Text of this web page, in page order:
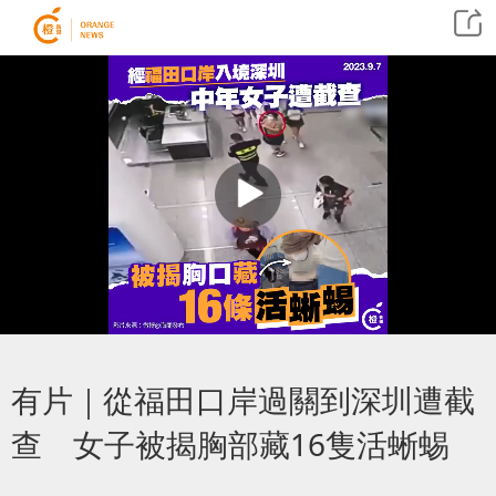
有片｜從福田口岸過關到深圳遭截
查 女子被揭胸部藏16隻活蜥蜴